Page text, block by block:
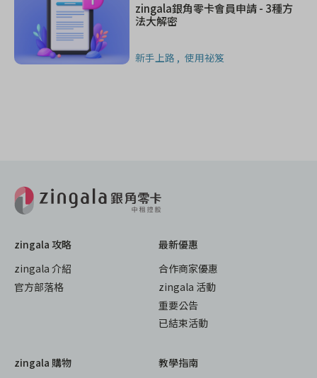
zingala銀角零卡會員申請 - 3種方
法大解密
新手上路 使用祕笈
zingala 攻略
zingala 介紹
官方部落格
最新優惠
合作商家優惠
zingala 活動
重要公告
已結束活動
zingala 購物
教學指南